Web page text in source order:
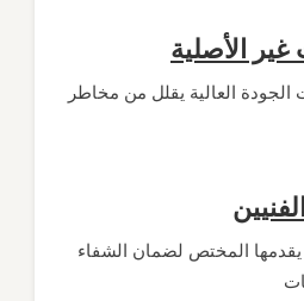
الأصلية
العالية يقلل من مخاطر
يقدمها المختص لضمان الشفاء